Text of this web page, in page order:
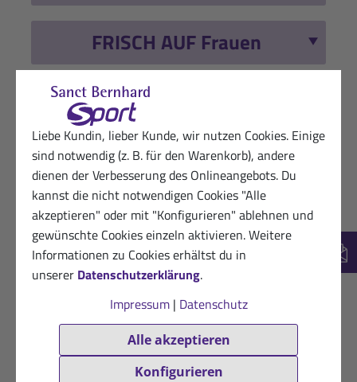
Liebe Kundin, lieber Kunde, wir nutzen Cookies. Einige
sind notwendig (z. B. für den Warenkorb), andere
dienen der Verbesserung des Onlineangebots. Du
kannst die nicht notwendigen Cookies "Alle
akzeptieren" oder mit "Konfigurieren" ablehnen und
gewünschte Cookies einzeln aktivieren. Weitere
Informationen zu Cookies erhältst du in
unserer Datenschutzerklärung.
Impressum| Datenschutz
Alle akzeptieren
Konfigurieren
FRISCH AUF Frauen
Empfohlene Produkte
Isoton Energiedrink
Pfirsich-Maracuja: 900-
Mineral-Pur-Drink
Zitrone: 100-g-Packung
9,50 €
(100g / 1 kg = 95,00 €)